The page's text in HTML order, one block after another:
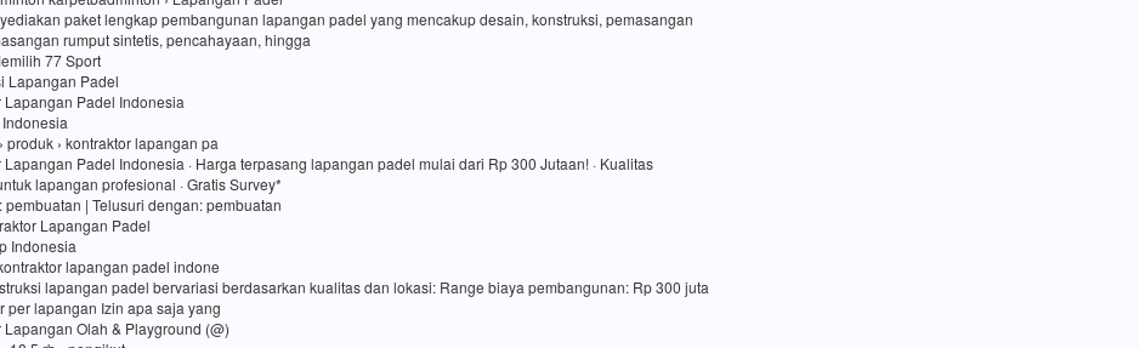
paket lengkap pembangunan lapangan padel yang mencakup desain, konstruksi, pemasangan
rumput sintetis, pencahayaan, hingga
77 Sport
Lapangan Padel
Lapangan Padel Indonesia
produk › kontraktor lapangan pa
Lapangan Padel Indonesia · Harga terpasang lapangan padel mulai dari Rp 300 Jutaan! · Kualitas
lapangan profesional · Gratis Survey*
pembuatan ‎| Telusuri dengan: pembuatan
Lapangan Padel
Indonesia
lapangan padel indone
lapangan padel bervariasi berdasarkan kualitas dan lokasi: Range biaya pembangunan: Rp 300 juta
per lapangan Izin apa saja yang
Lapangan Olah & Playground (@)